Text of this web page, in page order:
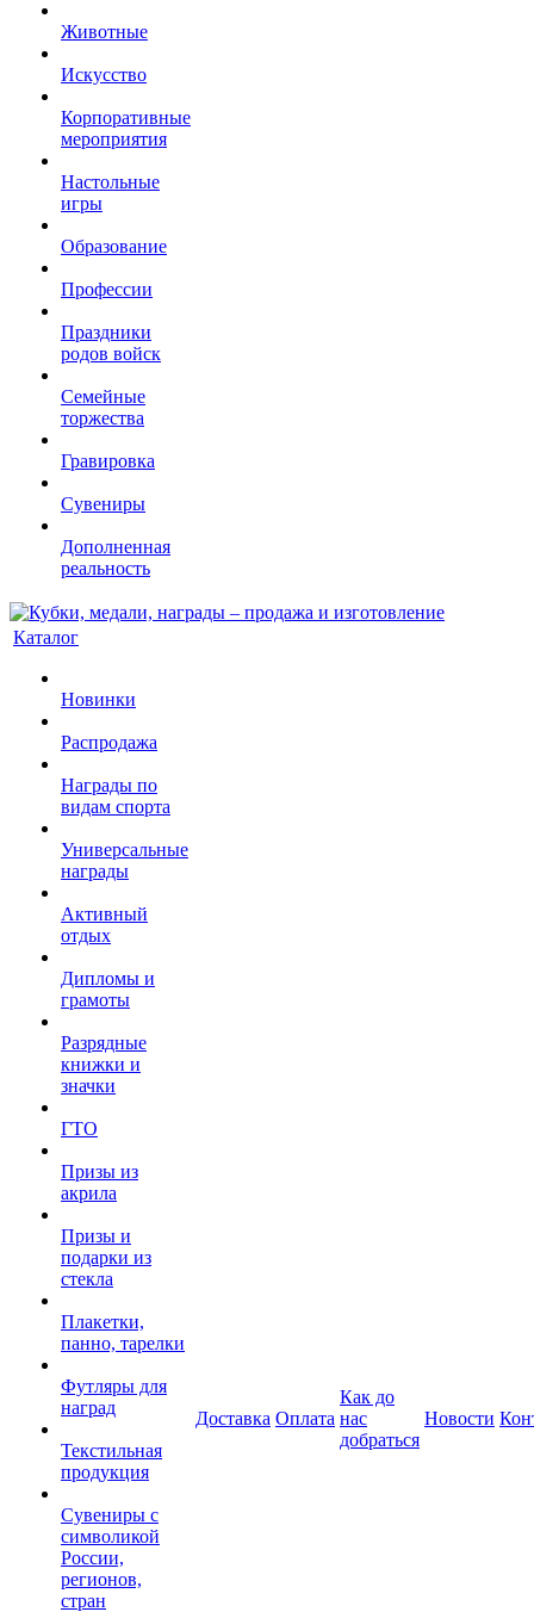
Животные
Искусство
Корпоративные
мероприятия
Настольные
игры
Образование
Профессии
Праздники
родов войск
Семейные
торжества
Гравировка
Сувениры
Дополненная
реальность
Каталог
Новинки
Распродажа
Награды по
видам спорта
Универсальные
награды
Активный
отдых
Дипломы и
грамоты
Разрядные
книжки и
значки
ГТО
Призы из
акрила
Призы и
подарки из
стекла
Плакетки,
панно, тарелки
Футляры для
наград
Текстильная
продукция
Сувениры с
символикой
России,
регионов,
стран
Доставка Оплата
Как до
нас
добраться
Новости